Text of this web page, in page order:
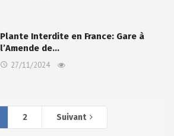
Plante Interdite en France: Gare à
l’Amende de…
27/11/2024
2 Suivant